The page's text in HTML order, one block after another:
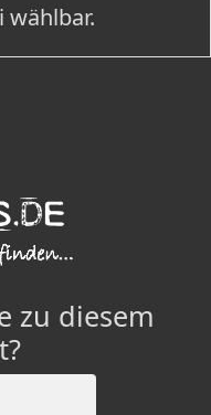
zu diesem